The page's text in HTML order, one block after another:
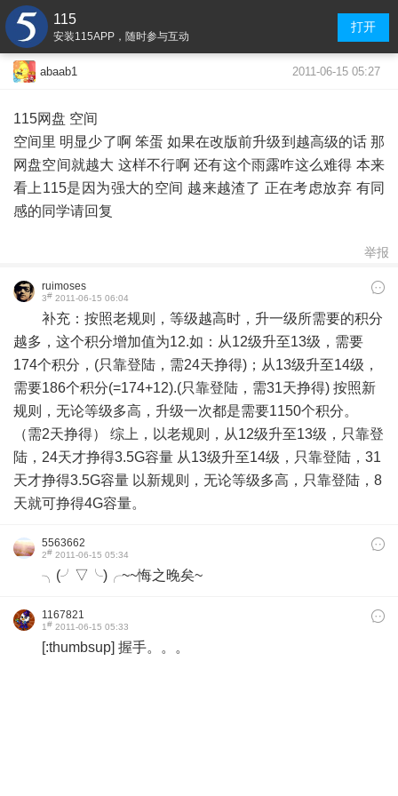
115
安装115APP，随时参与互动
打开
abaab1 2011-06-15 05:27
115网盘 空间
空间里 明显少了啊 笨蛋 如果在改版前升级到越高级的话 那
网盘空间就越大 这样不行啊 还有这个雨露咋这么难得 本来
看上115是因为强大的空间 越来越渣了 正在考虑放弃 有同
感的同学请回复
举报
ruimoses
3# 2011-06-15 06:04
补充：按照老规则，等级越高时，升一级所需要的积分
越多，这个积分增加值为12.如：从12级升至13级，需要
174个积分，(只靠登陆，需24天挣得)；从13级升至14级，
需要186个积分(=174+12).(只靠登陆，需31天挣得) 按照新
规则，无论等级多高，升级一次都是需要1150个积分。
（需2天挣得） 综上，以老规则，从12级升至13级，只靠登
陆，24天才挣得3.5G容量 从13级升至14级，只靠登陆，31
天才挣得3.5G容量 以新规则，无论等级多高，只靠登陆，8
天就可挣得4G容量。
5563662
2# 2011-06-15 05:34
╮(╯▽╰)╭~~悔之晚矣~
1167821
1# 2011-06-15 05:33
[:thumbsup] 握手。。。